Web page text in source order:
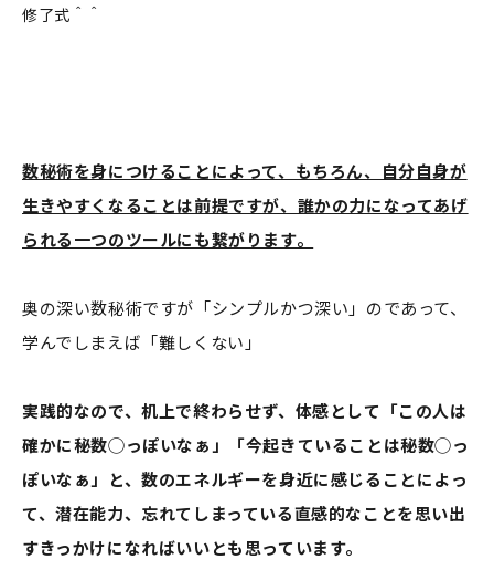
修了式＾＾
数秘術を身につけることによって、もちろん、自分自身が
生きやすくなることは前提ですが、誰かの力になってあげ
られる一つのツールにも繋がります。
奥の深い数秘術ですが「シンプルかつ深い」のであって、
学んでしまえば「難しくない」
実践的なので、机上で終わらせず、体感として「この人は
確かに秘数◯っぽいなぁ」「今起きていることは秘数◯っ
ぽいなぁ」と、数のエネルギーを身近に感じることによっ
て、潜在能力、忘れてしまっている直感的なことを思い出
すきっかけになればいいとも思っています。